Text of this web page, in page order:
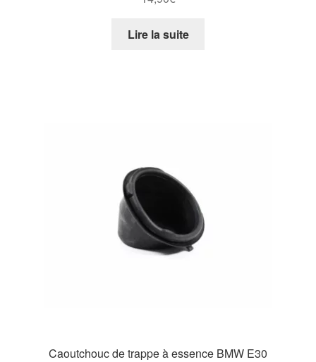
Lire la suite
Caoutchouc de trappe à essence BMW E30